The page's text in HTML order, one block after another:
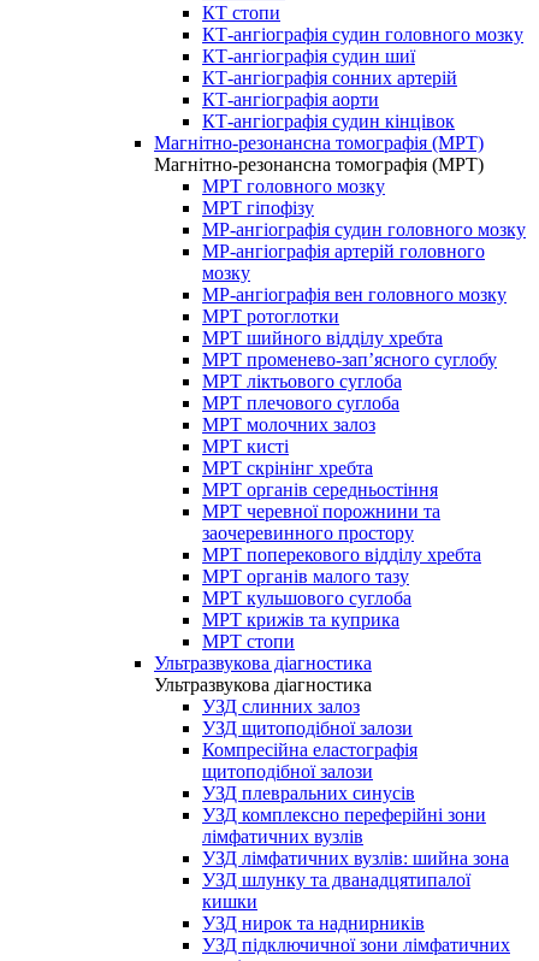
КТ стопи
КТ-ангіографія судин головного мозку
КТ-ангіографія судин шиї
КТ-ангіографія сонних артерій
КТ-ангіографія аорти
КТ-ангіографія судин кінцівок
Магнітно-резонансна томографія (МРТ)
Магнітно-резонансна томографія (МРТ)
МРТ головного мозку
МРТ гіпофізу
МР-ангіографія судин головного мозку
МР-ангіографія артерій головного
мозку
МР-ангіографія вен головного мозку
МРТ ротоглотки
МРТ шийного відділу хребта
МРТ променево-зап’ясного суглобу
МРТ ліктьового суглоба
МРТ плечового суглоба
МРТ молочних залоз
МРТ кисті
МРТ скрінінг хребта
МРТ органів середньостіння
МРТ черевної порожнини та
заочеревинного простору
МРТ поперекового відділу хребта
МРТ органів малого тазу
МРТ кульшового суглоба
МРТ крижів та куприка
МРТ стопи
Ультразвукова діагностика
Ультразвукова діагностика
УЗД слинних залоз
УЗД щитоподібної залози
Компресійна еластографія
щитоподібної залози
УЗД плевральних синусів
УЗД комплексно переферійні зони
лімфатичних вузлів
УЗД лімфатичних вузлів: шийна зона
УЗД шлунку та дванадцятипалої
кишки
УЗД нирок та наднирників
УЗД підключичної зони лімфатичних